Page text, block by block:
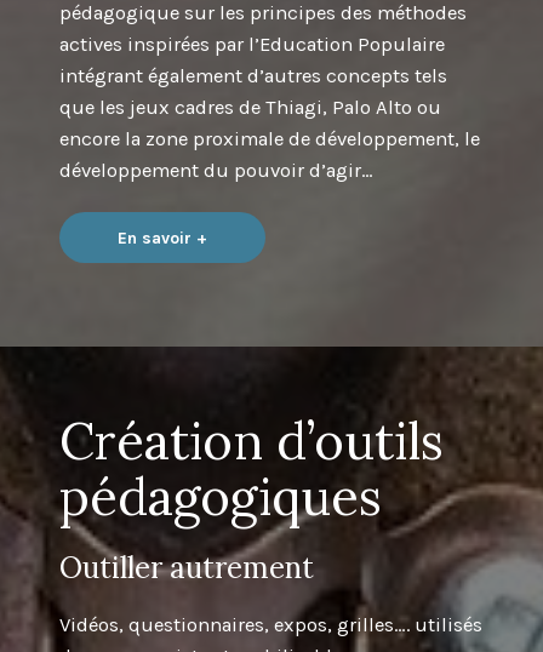
pédagogique sur les principes des méthodes
actives inspirées par l’Education Populaire
intégrant également d’autres concepts tels
que les jeux cadres de Thiagi, Palo Alto ou
encore la zone proximale de développement, le
développement du pouvoir d’agir…
En savoir +
Création d’outils
pédagogiques
Outiller autrement
Vidéos, questionnaires, expos, grilles…. utilisés